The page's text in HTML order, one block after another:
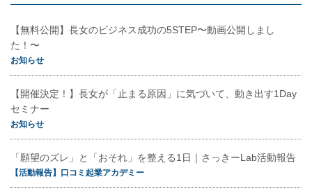
【無料公開】長女のビジネス成功の5STEP〜動画公開しまし
た！〜
お知らせ
【開催決定！】長女が「止まる原因」に気づいて、動き出す1Day
セミナー
お知らせ
「願望のズレ」と「おそれ」を整える1日｜さっきーLab活動報告
【活動報告】口コミ起業アカデミー